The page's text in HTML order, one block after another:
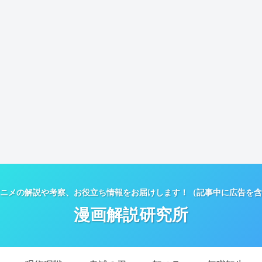
メの解説や考察、お役立ち情報をお届けします！（記事中に広告を
漫画解説研究所